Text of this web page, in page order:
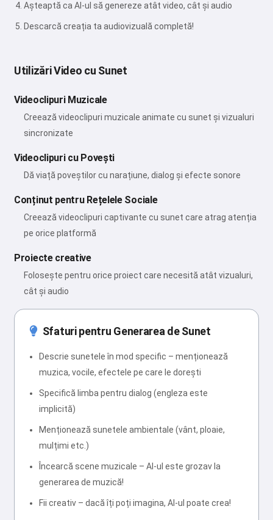
Așteaptă ca AI-ul să genereze atât video, cât și audio
Descarcă creația ta audiovizuală completă!
Utilizări Video cu Sunet
Videoclipuri Muzicale
Creează videoclipuri muzicale animate cu sunet și vizualuri
sincronizate
Videoclipuri cu Povești
Dă viață poveștilor cu narațiune, dialog și efecte sonore
Conținut pentru Rețelele Sociale
Creează videoclipuri captivante cu sunet care atrag atenția
pe orice platformă
Proiecte creative
Folosește pentru orice proiect care necesită atât vizualuri,
cât și audio
Sfaturi pentru Generarea de Sunet
Descrie sunetele în mod specific – menționează
muzica, vocile, efectele pe care le dorești
Specifică limba pentru dialog (engleza este
implicită)
Menționează sunetele ambientale (vânt, ploaie,
mulțimi etc.)
Încearcă scene muzicale – AI-ul este grozav la
generarea de muzică!
Fii creativ – dacă îți poți imagina, AI-ul poate crea!